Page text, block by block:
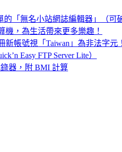
「無名小站網誌編輯器」（可
機，為生活帶來更多樂趣！
帳號視「Taiwan」為非法字元！
Easy FTP Server Lite）
錄器，附 BMI 計算